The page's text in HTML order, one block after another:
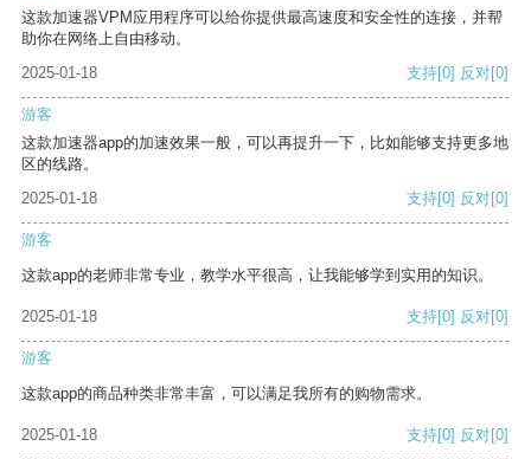
这款加速器VPM应用程序可以给你提供最高速度和安全性的连接，并帮
助你在网络上自由移动。
2025-01-18
支持[0] 反对[0]
游客
这款加速器app的加速效果一般，可以再提升一下，比如能够支持更多地
区的线路。
2025-01-18
支持[0] 反对[0]
游客
这款app的老师非常专业，教学水平很高，让我能够学到实用的知识。
2025-01-18 支持[0] 反对[0]
游客
这款app的商品种类非常丰富，可以满足我所有的购物需求。
2025-01-18 支持[0] 反对[0]